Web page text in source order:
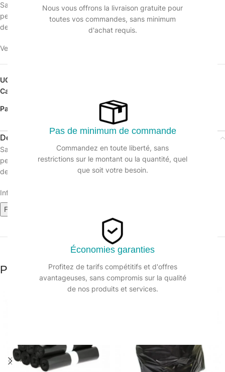
Nous vous offrons la livraison gratuite pour
toutes vos commandes, sans minimum
d'achat requis.
Pas de minimum de commande
Commandez en toute liberté, sans
restrictions sur le montant ou la quantité, quel
que soit votre besoin.
Économies garanties
Profitez de tarifs compétitifs et d'offres
avantageuses, sans compromis sur la qualité
de nos produits et services.
Sac poubelle noir 75µ en polyéthylène basse densité résistant à la
perforation et à la déchirure,
destiné à la collecte de déchets.
Veuillez vous connecter pour voir les prix.
UGS :
Catégorie :
Partager:
Description
Sac poubelle noir 75µ en polyéthylène basse densité résistant à la
perforation et à la déchirure,
destiné à la collecte de déchets.
Informations sur le produit :
Fiche technique
Produits similaires